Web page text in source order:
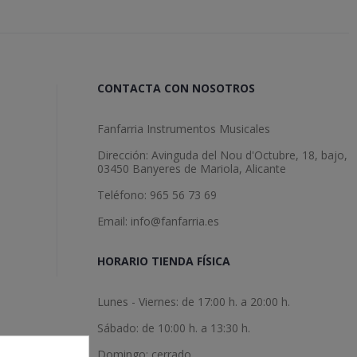
CONTACTA CON NOSOTROS
Fanfarria Instrumentos Musicales
Dirección: Avinguda del Nou d'Octubre, 18, bajo,
03450 Banyeres de Mariola, Alicante
Teléfono: 965 56 73 69
Email: info@fanfarria.es
HORARIO TIENDA FÍSICA
Lunes - Viernes: de 17:00 h. a 20:00 h.
Sábado: de 10:00 h. a 13:30 h.